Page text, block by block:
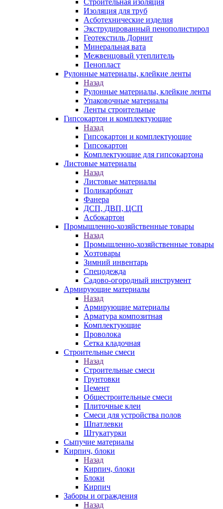
Строительная изоляция
Изоляция для труб
Асботехнические изделия
Экструдированный пенополистирол
Геотекстиль Дорнит
Минеральная вата
Межвенцовый утеплитель
Пенопласт
Рулонные материалы, клейкие ленты
Назад
Рулонные материалы, клейкие ленты
Упаковочные материалы
Ленты строительные
Гипсокартон и комплектующие
Назад
Гипсокартон и комплектующие
Гипсокартон
Комплектующие для гипсокартона
Листовые материалы
Назад
Листовые материалы
Поликарбонат
Фанера
ДСП, ДВП, ЦСП
Асбокартон
Промышленно-хозяйственные товары
Назад
Промышленно-хозяйственные товары
Хозтовары
Зимний инвентарь
Спецодежда
Садово-огородный инструмент
Армирующие материалы
Назад
Армирующие материалы
Арматура композитная
Комплектующие
Проволока
Сетка кладочная
Строительные смеси
Назад
Строительные смеси
Грунтовки
Цемент
Общестроительные смеси
Плиточные клеи
Смеси для устройства полов
Шпатлевки
Штукатурки
Сыпучие материалы
Кирпич, блоки
Назад
Кирпич, блоки
Блоки
Кирпич
Заборы и ограждения
Назад